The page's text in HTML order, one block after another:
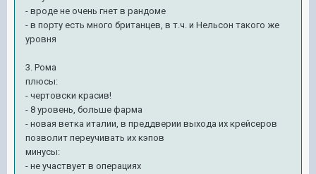
- вроде не очень гнет в рандоме
- в порту есть много британцев, в т.ч. и Нельсон такого же
уровня
3. Рома
плюсы:
- чертовски красив!
- 8 уровень, больше фарма
- новая ветка италии, в преддверии выхода их крейсеров
позволит переучивать их кэпов
минусы:
- не участвует в операциях